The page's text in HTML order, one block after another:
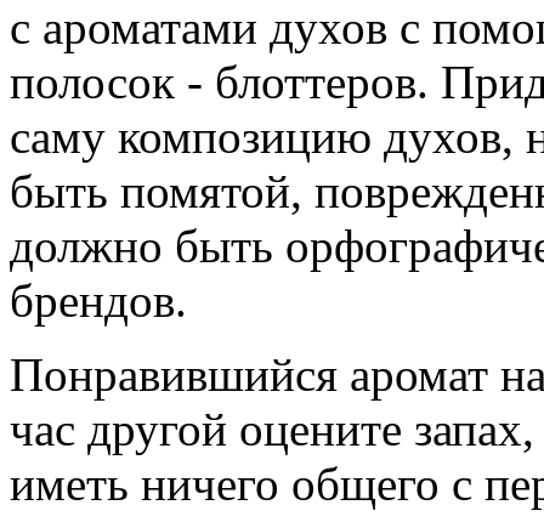
с ароматами духов с
полосок - блоттеров.
саму композицию духов,
быть помятой,
должно быть
брендов.
Понравившийся аромат
час другой оцените
иметь ничего общего с